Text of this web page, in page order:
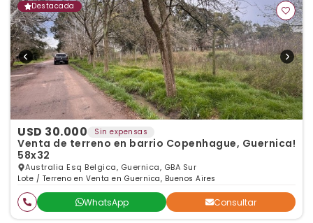
Destacada
USD 30.000 Sin expensas
Venta de terreno en barrio Copenhague, Guernica!
58x32
Australia Esq Belgica, Guernica, GBA Sur
Lote / Terreno en Venta en Guernica, Buenos Aires
WhatsApp Consultar